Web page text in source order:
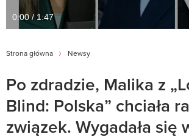
0:00 / 1:47
Strona główna Newsy
Po zdradzie, Malika z
Blind: Polska” chciała
związek. Wygadała się